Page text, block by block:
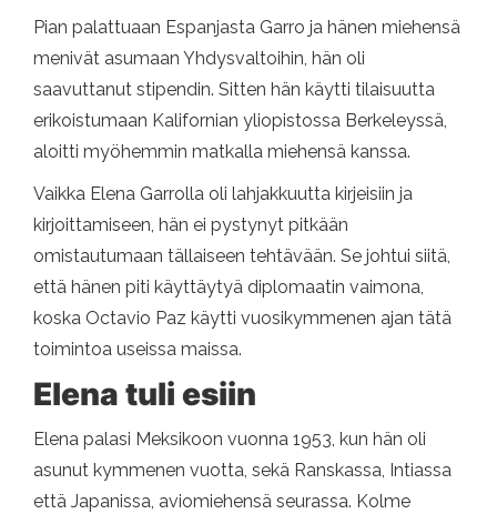
Pian palattuaan Espanjasta Garro ja hänen miehensä
menivät asumaan Yhdysvaltoihin, hän oli
saavuttanut stipendin. Sitten hän käytti tilaisuutta
erikoistumaan Kalifornian yliopistossa Berkeleyssä,
aloitti myöhemmin matkalla miehensä kanssa.
Vaikka Elena Garrolla oli lahjakkuutta kirjeisiin ja
kirjoittamiseen, hän ei pystynyt pitkään
omistautumaan tällaiseen tehtävään. Se johtui siitä,
että hänen piti käyttäytyä diplomaatin vaimona,
koska Octavio Paz käytti vuosikymmenen ajan tätä
toimintoa useissa maissa.
Elena tuli esiin
Elena palasi Meksikoon vuonna 1953, kun hän oli
asunut kymmenen vuotta, sekä Ranskassa, Intiassa
että Japanissa, aviomiehensä seurassa. Kolme